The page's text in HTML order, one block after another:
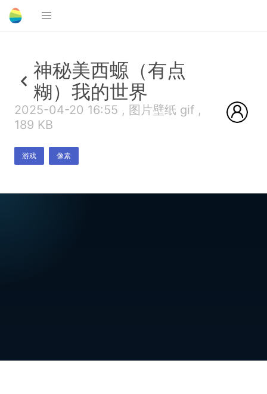
神秘美西螈（有点
糊）我的世界
2025-04-20 16:55 , 图片壁纸 gif ,
189 KB
游戏 像素